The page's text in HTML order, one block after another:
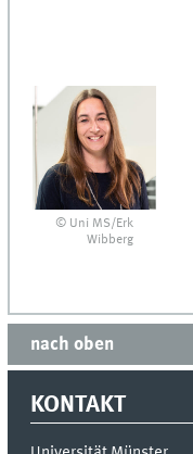
© Uni MS/Erk
Wibberg
nach oben
KONTAKT